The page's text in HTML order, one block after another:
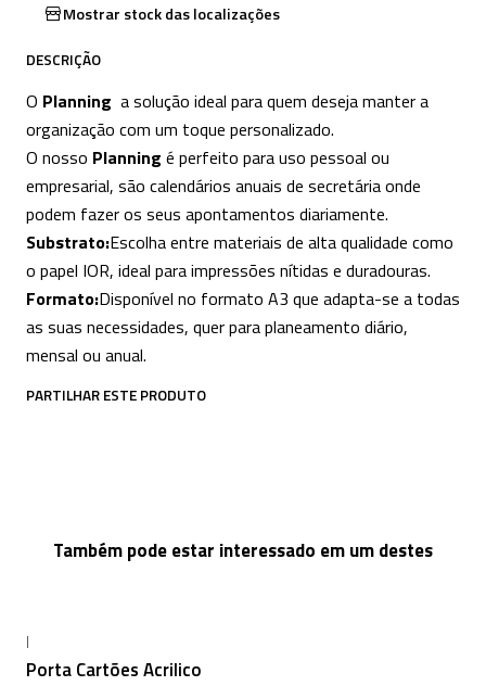
Mostrar stock das localizações
DESCRIÇÃO
O Planning a solução ideal para quem deseja manter a
organização com um toque personalizado.
O nosso Planning é perfeito para uso pessoal ou
empresarial, são calendários anuais de secretária onde
podem fazer os seus apontamentos diariamente.
Substrato:Escolha entre materiais de alta qualidade como
o papel IOR, ideal para impressões nítidas e duradouras.
Formato:Disponível no formato A3 que adapta-se a todas
as suas necessidades, quer para planeamento diário,
mensal ou anual.
PARTILHAR ESTE PRODUTO
Também pode estar interessado em um destes
|
Porta Cartões Acrilico